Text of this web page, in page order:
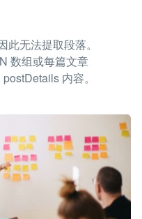
无法提取段落。
数组或每篇文章
内容。